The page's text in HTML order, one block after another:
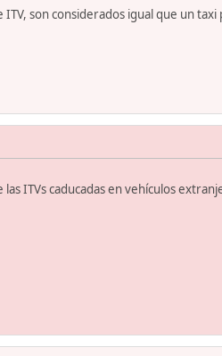
son considerados igual que un
ITVs caducadas en vehículos